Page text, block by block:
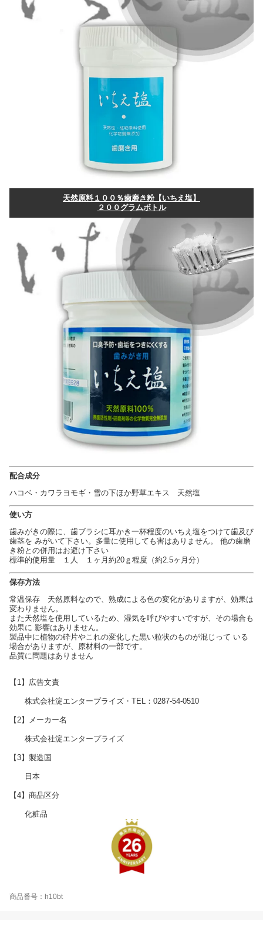
天然原料１００％歯磨き粉【いちえ塩】
２００グラムボトル
配合成分
ハコベ・カワラヨモギ・雪の下ほか野草エキス 天然塩
使い方
歯みがきの際に、歯ブラシに耳かき一杯程度のいちえ塩をつけて歯及び
歯茎を みがいて下さい。多量に使用しても害はありません。 他の歯磨
き粉との併用はお避け下さい
標準的使用量 １人 １ヶ月約20ｇ程度（約2.5ヶ月分）
保存方法
常温保存 天然原料なので、熟成による色の変化がありますが、効果は
変わりません。
また天然塩を使用しているため、湿気を呼びやすいですが、その場合も
効果に 影響はありません。
製品中に植物の砕片やこれの変化した黒い粒状のものが混じって いる
場合がありますが、原材料の一部です。
品質に問題はありません
【1】広告文責
株式会社淀エンタープライズ・TEL：0287-54-0510
【2】メーカー名
株式会社淀エンタープライズ
【3】製造国
日本
【4】商品区分
化粧品
商品番号：h10bt